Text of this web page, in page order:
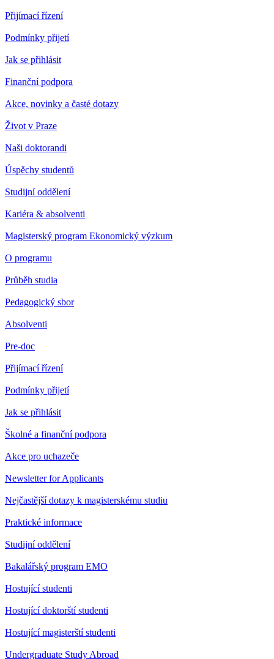
Přijímací řízení
Podmínky přijetí
Jak se přihlásit
Finanční podpora
Akce, novinky a časté dotazy
Život v Praze
Naši doktorandi
Úspěchy studentů
Studijní oddělení
Kariéra & absolventi
Magisterský program Ekonomický výzkum
O programu
Průběh studia
Pedagogický sbor
Absolventi
Pre-doc
Přijímací řízení
Podmínky přijetí
Jak se přihlásit
Školné a finanční podpora
Akce pro uchazeče
Newsletter for Applicants
Nejčastější dotazy k magisterskému studiu
Praktické informace
Studijní oddělení
Bakalářský program EMO
Hostující studenti
Hostující doktorští studenti
Hostující magisterští studenti
Undergraduate Study Abroad